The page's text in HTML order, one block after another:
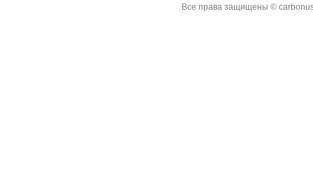
Все права защищены ©